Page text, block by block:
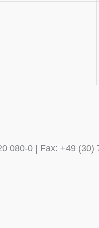
080-0 | Fax: +49 (30)